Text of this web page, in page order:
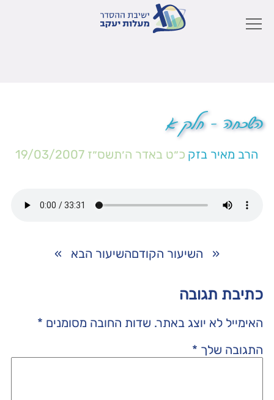
השכחה – חלק א
הרב מאיר בזק כ״ט באדר ה׳תשס״ז 19/03/2007
« השיעור הקודםהשיעור הבא »
כתיבת תגובה
האימייל לא יוצג באתר. שדות החובה מסומנים *
התגובה שלך *